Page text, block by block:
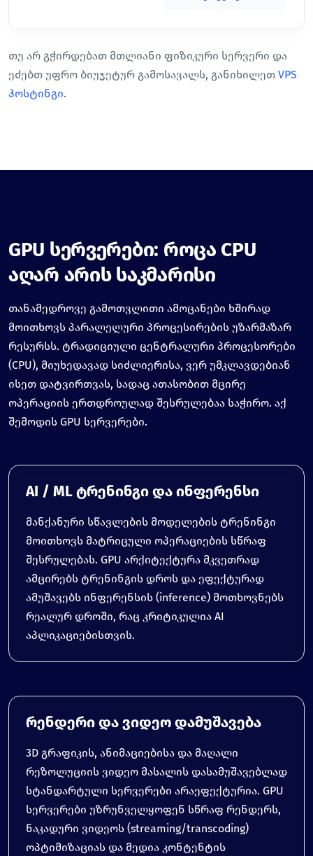
თუ არ გჭირდებათ მთლიანი ფიზიკური სერვერი და
ეძებთ უფრო ბიუჯეტურ გამოსავალს, განიხილეთ VPS
ჰოსტინგი.
GPU სერვერები: როცა CPU
აღარ არის საკმარისი
თანამედროვე გამოთვლითი ამოცანები ხშირად
მოითხოვს პარალელური პროცესირების უზარმაზარ
რესურსს. ტრადიციული ცენტრალური პროცესორები
(CPU), მიუხედავად სიძლიერისა, ვერ უმკლავდებიან
ისეთ დატვირთვას, სადაც ათასობით მცირე
ოპერაციის ერთდროულად შესრულებაა საჭირო. აქ
შემოდის GPU სერვერები.
AI / ML ტრენინგი და ინფერენსი
მანქანური სწავლების მოდელების ტრენინგი
მოითხოვს მატრიცული ოპერაციების სწრაფ
შესრულებას. GPU არქიტექტურა მკვეთრად
ამცირებს ტრენინგის დროს და ეფექტურად
ამუშავებს ინფერენსის (inference) მოთხოვნებს
რეალურ დროში, რაც კრიტიკულია AI
აპლიკაციებისთვის.
რენდერი და ვიდეო დამუშავება
3D გრაფიკის, ანიმაციებისა და მაღალი
რეზოლუციის ვიდეო მასალის დასამუშავებლად
სტანდარტული სერვერები არაეფექტურია. GPU
სერვერები უზრუნველყოფენ სწრაფ რენდერს,
ნაკადური ვიდეოს (streaming/transcoding)
ოპტიმიზაციას და მედია კონტენტის